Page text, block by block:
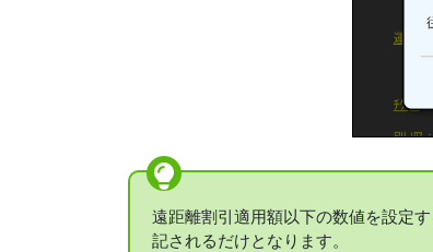
遠距離割引適用額以下の数値を設定
記されるだけとなります。